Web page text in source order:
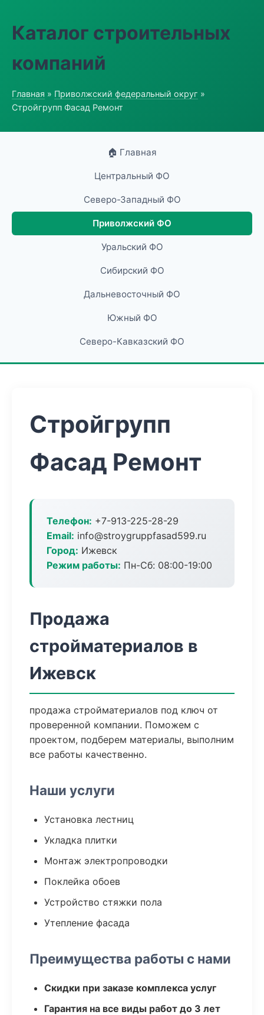
Каталог строительных
компаний
Главная » Приволжский федеральный округ »
Стройгрупп Фасад Ремонт
🏠 Главная
Центральный ФО
Северо-Западный ФО
Приволжский ФО
Уральский ФО
Сибирский ФО
Дальневосточный ФО
Южный ФО
Северо-Кавказский ФО
Стройгрупп
Фасад Ремонт
Телефон: +7-913-225-28-29
Email: info@stroygruppfasad599.ru
Город: Ижевск
Режим работы: Пн-Сб: 08:00-19:00
Продажа
стройматериалов в
Ижевск
продажа стройматериалов под ключ от
проверенной компании. Поможем с
проектом, подберем материалы, выполним
все работы качественно.
Наши услуги
Установка лестниц
Укладка плитки
Монтаж электропроводки
Поклейка обоев
Устройство стяжки пола
Утепление фасада
Преимущества работы с нами
Скидки при заказе комплекса услуг
Гарантия на все виды работ до 3 лет